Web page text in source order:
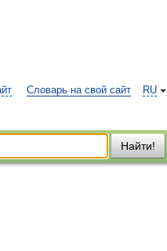
RU
Словарь на свой сайт
Найти!